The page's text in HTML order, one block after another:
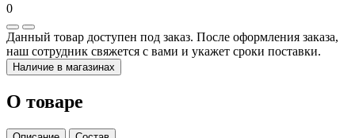
0
Данный товар доступен под заказ. После оформления заказа,
наш сотрудник свяжется с вами и укажет сроки поставки.
Наличие в магазинах
О товаре